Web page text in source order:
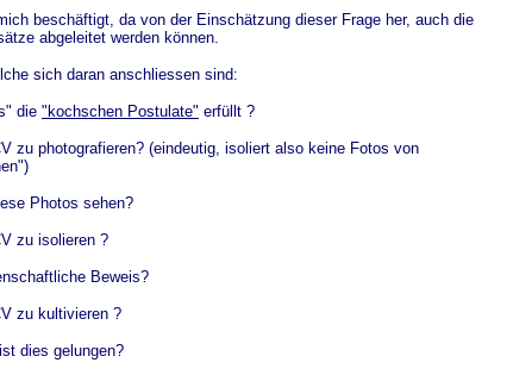
beschäftigt, da von der Einschätzung dieser Frage her, auch die
abgeleitet werden können.
sich daran anschliessen sind:
die "kochschen Postulate" erfüllt ?
zu photografieren? (eindeutig, isoliert also keine Fotos von
Photos sehen?
zu isolieren ?
Beweis?
zu kultivieren ?
dies gelungen?